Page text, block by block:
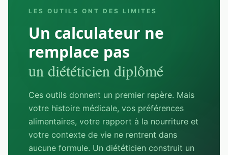
LES OUTILS ONT DES LIMITES
Un calculateur ne
remplace pas
un diététicien diplômé
Ces outils donnent un premier repère. Mais
votre histoire médicale, vos préférences
alimentaires, votre rapport à la nourriture et
votre contexte de vie ne rentrent dans
aucune formule. Un diététicien construit un